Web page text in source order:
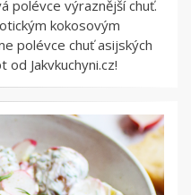
polévce výraznější chuť.
kokosovým
polévce chuť asijských
Jakvkuchyni.cz!